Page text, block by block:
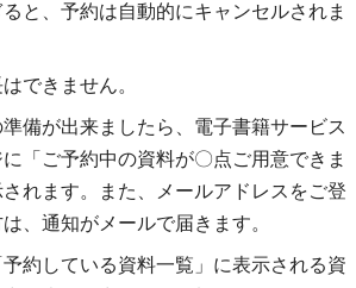
と、予約は自動的にキャンセルされま
できません。
備が出来ましたら、電子書籍サービス
「ご予約中の資料が〇点ご用意できま
れます。また、メールアドレスをご登
、通知がメールで届きます。
約している資料一覧」に表示される資